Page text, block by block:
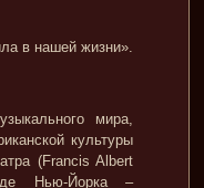
в нашей жизни».
мира,
культуры
(Francis Albert
Нью-Йорка –